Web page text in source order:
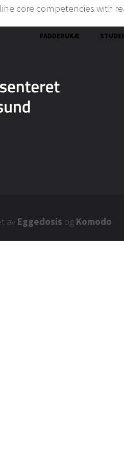
FADDERUKÆ
core competencies with
av Eggedosis og Komodo